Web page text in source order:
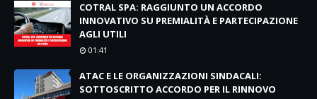
COTRAL SPA: RAGGIUNTO UN ACCORDO
INNOVATIVO SU PREMIALITÀ E PARTECIPAZIONE
AGLI UTILI
01:41
ATAC E LE ORGANIZZAZIONI SINDACALI:
SOTTOSCRITTO ACCORDO PER IL RINNOVO